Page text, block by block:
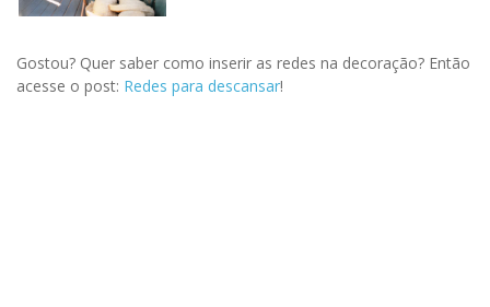
Gostou? Quer saber como inserir as redes na decoração? Então
acesse o post: Redes para descansar!